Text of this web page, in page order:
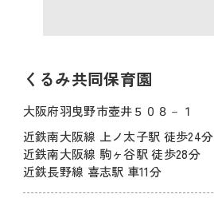
くるみ共同保育園
大阪府羽曳野市壺井５０８－１
近鉄南大阪線 上ノ太子駅 徒歩24分
近鉄南大阪線 駒ヶ谷駅 徒歩28分
近鉄長野線 喜志駅 車11分